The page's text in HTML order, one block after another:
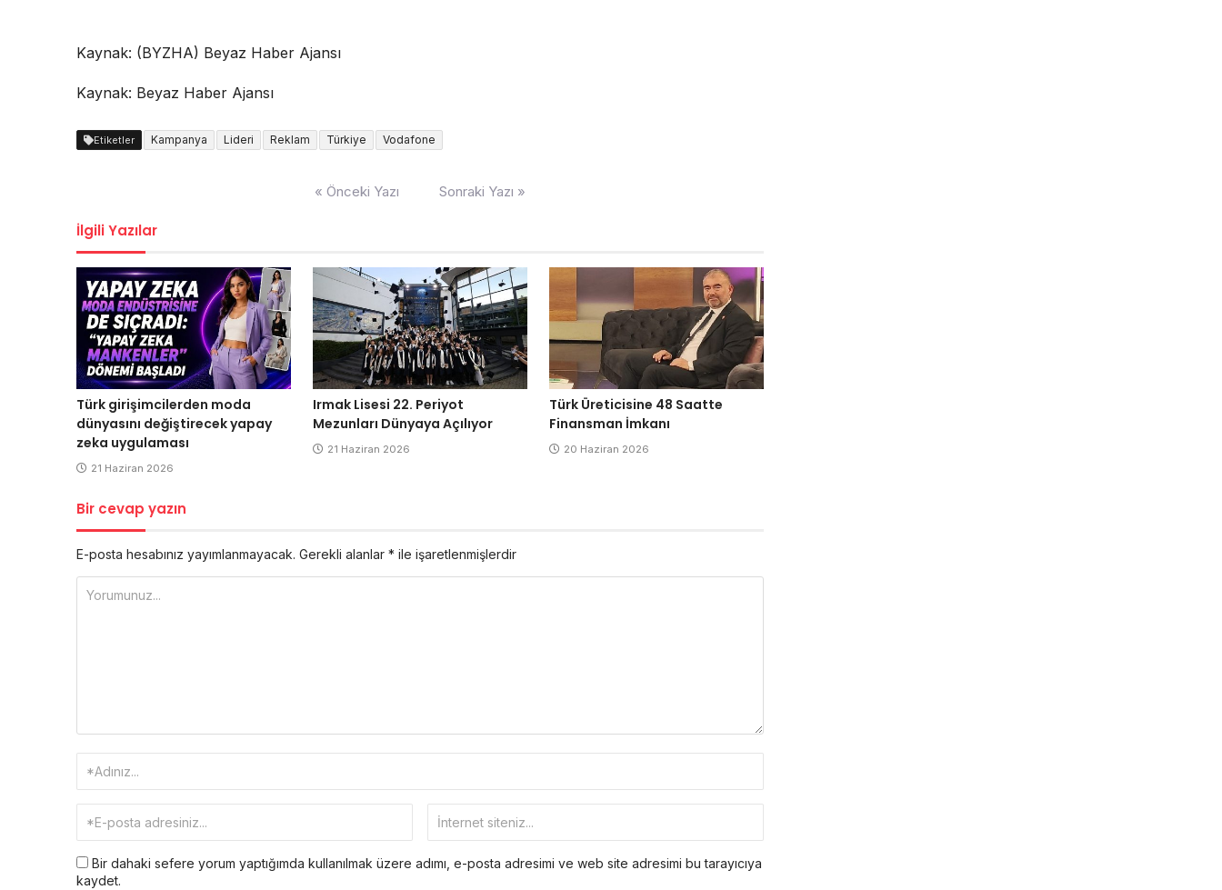
Kaynak: (BYZHA) Beyaz Haber Ajansı
Kaynak: Beyaz Haber Ajansı
Etiketler Kampanya Lideri Reklam Türkiye Vodafone
« Önceki Yazı Sonraki Yazı »
İlgili Yazılar
Türk girişimcilerden moda
dünyasını değiştirecek yapay
zeka uygulaması
21 Haziran 2026
Irmak Lisesi 22. Periyot
Mezunları Dünyaya Açılıyor
21 Haziran 2026
Türk Üreticisine 48 Saatte
Finansman İmkanı
20 Haziran 2026
Bir cevap yazın
E-posta hesabınız yayımlanmayacak. Gerekli alanlar * ile işaretlenmişlerdir
Bir dahaki sefere yorum yaptığımda kullanılmak üzere adımı, e-posta adresimi ve web site adresimi bu tarayıcıya
kaydet.